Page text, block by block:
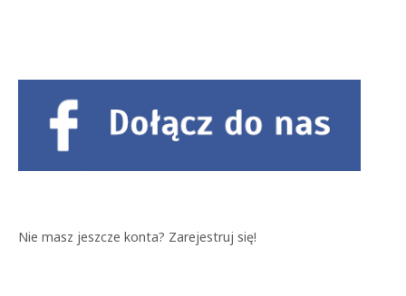
Nie masz jeszcze konta? Zarejestruj się!